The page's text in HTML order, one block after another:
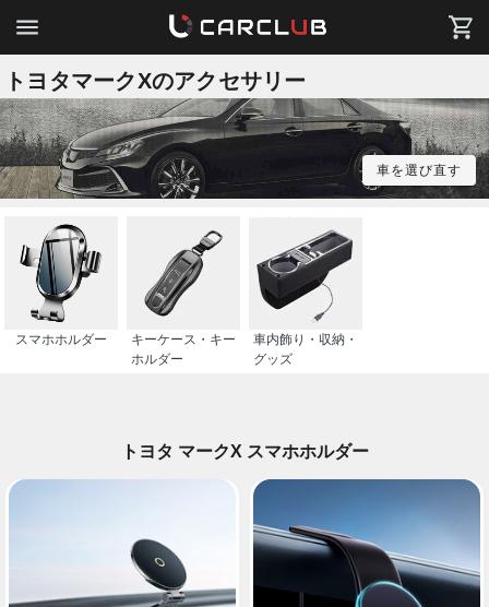
トヨタマークXのアクセサリー
車を選び直す
スマホホルダー
キーケース・キー
ホルダー
車内飾り・収納・
グッズ
トヨタ マークX スマホホルダー